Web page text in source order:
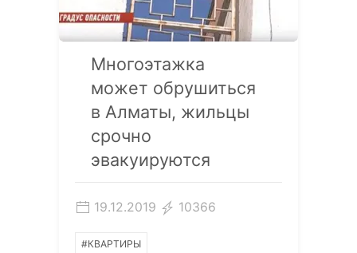
Многоэтажка
может обрушиться
в Алматы, жильцы
срочно
эвакуируются
19.12.2019 10366
#КВАРТИРЫ